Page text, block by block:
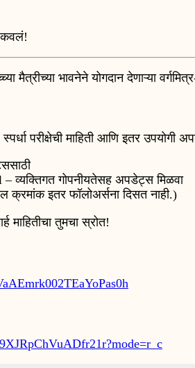
मैत्रीच्या भावनेने योगदान देणाऱ्या
परीक्षेची माहिती आणि इतर
व्यक्तिगत गोपनीयतेसह अपडेट्स मिळवा
क्रमांक इतर फॉलोअर्सना दिसत नाही.)
माहितीचा तुमचा स्रोत!